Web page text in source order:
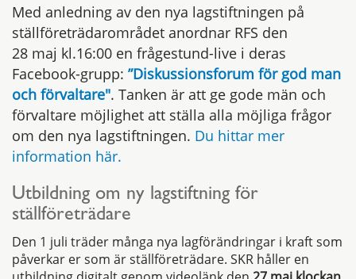
Med anledning av den nya lagstiftningen på
ställföreträdarområdet anordnar RFS den
28 maj kl.16:00 en frågestund-live i deras
Facebook-grupp: ”Diskussionsforum för god man
och förvaltare". Tanken är att ge gode män och
förvaltare möjlighet att ställa alla möjliga frågor
om den nya lagstiftningen. Du hittar mer
information här.
Utbildning om ny lagstiftning för
ställföreträdare
Den 1 juli träder många nya lagförändringar i kraft som
påverkar er som är ställföreträdare. SKR håller en